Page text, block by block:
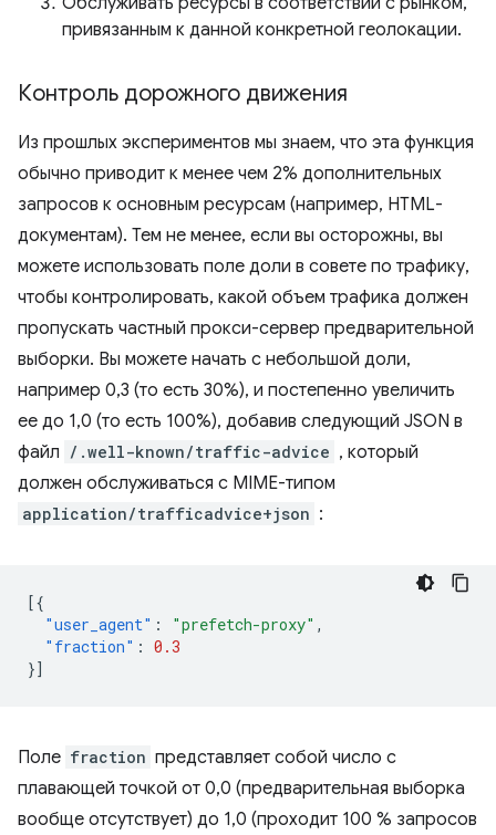
привязанным к данной конкретной геолокации.
Контроль дорожного движения
Из прошлых экспериментов мы знаем, что эта функция
обычно приводит к менее чем 2% дополнительных
запросов к основным ресурсам (например, HTML-
документам). Тем не менее, если вы осторожны, вы
можете использовать поле доли в совете по трафику,
чтобы контролировать, какой объем трафика должен
пропускать частный прокси-сервер предварительной
выборки. Вы можете начать с небольшой доли,
например 0,3 (то есть 30%), и постепенно увеличить
ее до 1,0 (то есть 100%), добавив следующий JSON в
файл /.well-known/traffic-advice , который
должен обслуживаться с MIME-типом
application/trafficadvice+json :
[{
"user_agent" : "prefetch-proxy" ,
"fraction" : 0.3
}]
Поле fraction представляет собой число с
плавающей точкой от 0,0 (предварительная выборка
вообще отсутствует) до 1,0 (проходит 100 % запросов